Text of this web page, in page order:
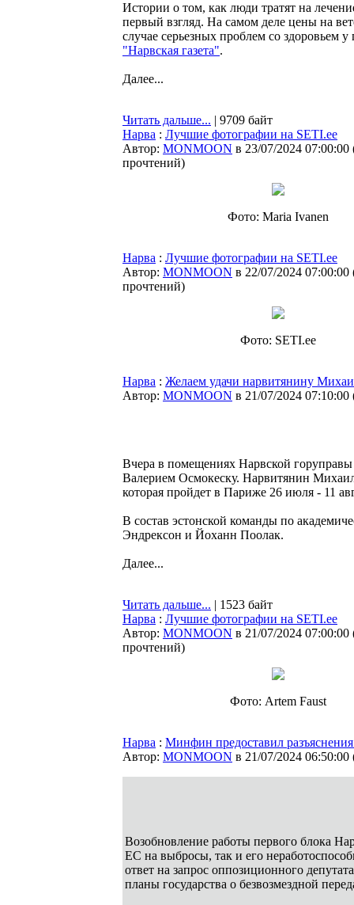
Истории о том, как люди тратят на
первый взгляд. На самом деле цены на
случае серьезных проблем со здоровьем
"Нарвская газета".
Далее...
Читать дальше... | 9709 байт
Нарва : Лучшие фотографии на SETI.ee
Автор: MONMOON в 23/07/2024 07:00:00
прочтений)
Фото: Maria Ivanen
Нарва : Лучшие фотографии на SETI.ee
Автор: MONMOON в 22/07/2024 07:00:00
прочтений)
Фото: SETI.ee
Нарва : Желаем удачи нарвитянину
Автор: MONMOON в 21/07/2024 07:10:00
Вчера в помещениях Нарвской
Валерием Осмокеску. Нарвитянин
которая пройдет в Париже 26 июля - 11
В состав эстонской команды по
Эндрексон и Йоханн Поолак.
Далее...
Читать дальше... | 1523 байт
Нарва : Лучшие фотографии на SETI.ee
Автор: MONMOON в 21/07/2024 07:00:00
прочтений)
Фото: Artem Faust
Нарва : Минфин предоставил
Автор: MONMOON в 21/07/2024 06:50:00
Возобновление работы первого блока
ЕС на выбросы, так и его
ответ на запрос оппозиционного
планы государства о безвозмездной